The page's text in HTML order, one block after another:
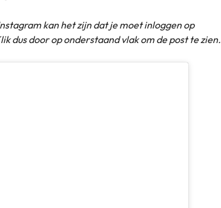
kan het zijn dat je moet inloggen op
dus door op onderstaand vlak om de post te zien.